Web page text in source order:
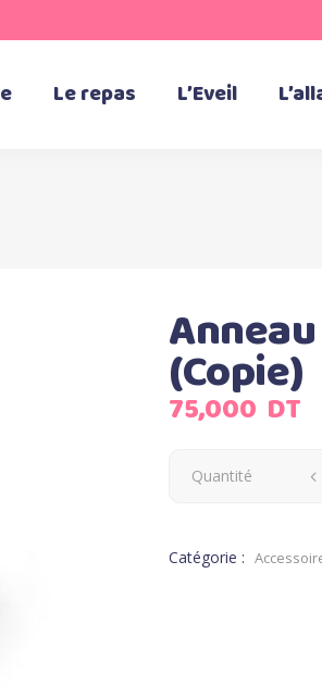
Le repas L’Eveil
(Copie)
75,000 DT
Quantité
Catégorie :